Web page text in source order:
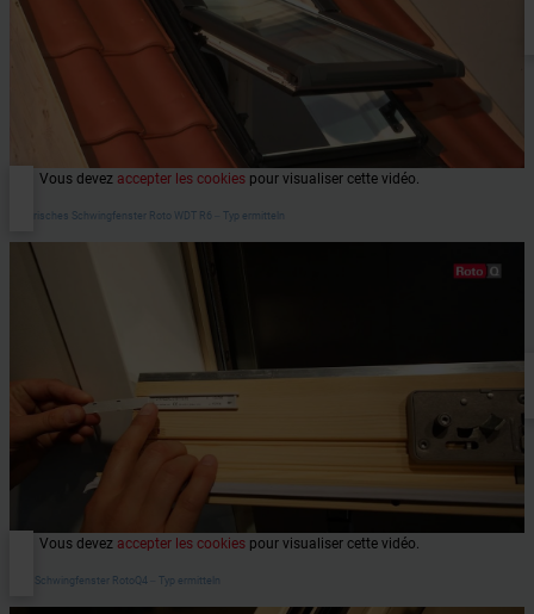
Vous devez accepter les cookies pour visualiser cette vidéo.
Elektrisches Schwingfenster Roto WDT R6 ‒ Typ ermitteln
Vous devez accepter les cookies pour visualiser cette vidéo.
Roto Schwingfenster RotoQ4 ‒ Typ ermitteln